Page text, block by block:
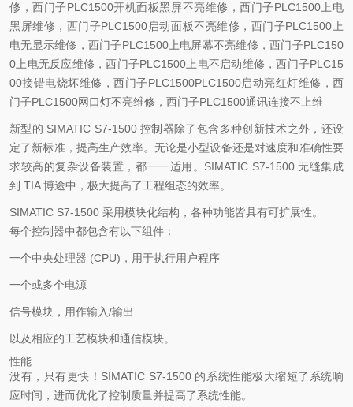
修，西门子PLC1500开机面板黑屏不亮维修，西门子PLC1500上电
黑屏维修，西门子PLC1500启动面板不亮维修，西门子PLC1500上
电无显示维修，西门子PLC1500上电屏幕不亮维修，西门子PLC150
0上电无反应维修，西门子PLC1500上电不启动维修，西门子PLC15
00接错电烧坏维修，西门子PLC1500PLC1500启动亮红灯维修，西
门子PLC1500网口灯不亮维修，西门子PLC1500通讯连接不上维
新型的 SIMATIC S7-1500 控制器除了包含多种创新技术之外，还设
定了新标准，提高生产效率。无论是小型设备还是对速度和准确性要
求较高的复杂设备装置，都一一适用。SIMATIC S7-1500 无缝集成
到 TIA 博途中，极大提高了工程组态的效率。
SIMATIC S7-1500 采用模块化结构，各种功能皆具有可扩展性。
每个控制器中都包含有以下组件：
一个中央处理器 (CPU)，用于执行用户程序
一个或多个电源
信号模块，用作输入/输出
以及相应的工艺模块和通信模块。
性能
没有，只有更快！SIMATIC S7-1500 的系统性能极大缩短了系统响
应时间，进而优化了控制质量并提高了系统性能。